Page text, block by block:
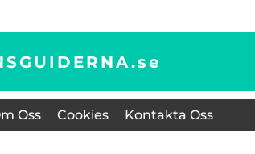
se
Oss Cookies Kontakta Oss